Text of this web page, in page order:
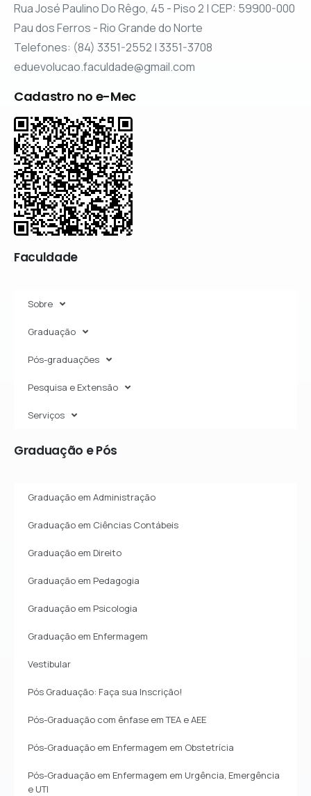
Rua José Paulino Do Rêgo, 45 - Piso 2 | CEP: 59900-000
Pau dos Ferros - Rio Grande do Norte
Telefones: (84) 3351-2552 | 3351-3708
eduevolucao.faculdade@gmail.com
Cadastro no e-Mec
Faculdade
Sobre
Graduação
Pós-graduações
Pesquisa e Extensão
Serviços
Graduação ePós
Graduação em Administração
Graduação em Ciências Contábeis
Graduação em Direito
Graduação em Pedagogia
Graduação em Psicologia
Graduação em Enfermagem
Vestibular
Pós Graduação: Faça sua Inscrição!
Pós-Graduação com ênfase em TEA e AEE
Pós-Graduação em Enfermagem em Obstetrícia
Pós-Graduação em Enfermagem em Urgência, Emergência
e UTI